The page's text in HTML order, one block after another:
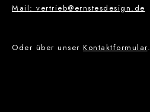
Mail: vertrieb@ernstesdesign.de
Oder über unser Kontaktformular.